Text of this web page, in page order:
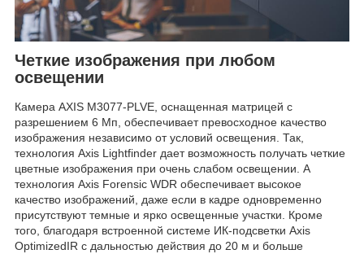
Четкие изображения при любом
освещении
Камера AXIS M3077-PLVE, оснащенная матрицей с
разрешением 6 Мп, обеспечивает превосходное качество
изображения независимо от условий освещения. Так,
технология Axis Lightfinder дает возможность получать четкие
цветные изображения при очень слабом освещении. А
технология Axis Forensic WDR обеспечивает высокое
качество изображений, даже если в кадре одновременно
присутствуют темные и ярко освещенные участки. Кроме
того, благодаря встроенной системе ИК-подсветки Axis
OptimizedIR с дальностью действия до 20 м и больше